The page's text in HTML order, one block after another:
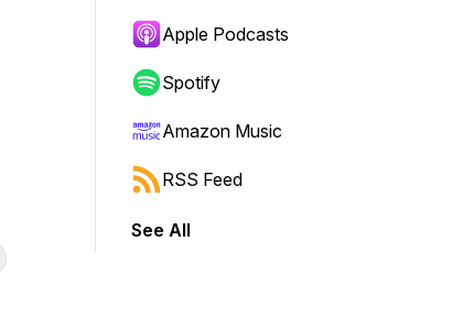
Apple Podcasts
Spotify
Amazon Music
RSS Feed
See All